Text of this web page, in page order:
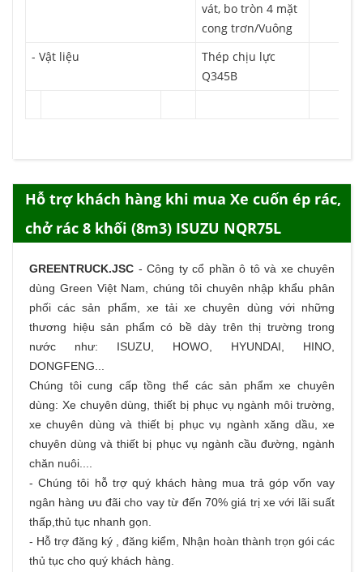
vát, bo tròn 4 mặt
cong trơn/Vuông
- Vật liệu
Thép chịu lực
Q345B
Hỗ trợ khách hàng khi mua Xe cuốn ép rác,
chở rác 8 khối (8m3) ISUZU NQR75L
GREENTRUCK.JSC - Công ty cổ phần ô tô và xe chuyên
dùng Green Việt Nam, chúng tôi chuyên nhập khẩu phân
phối các sản phẩm, xe tải xe chuyên dùng với những
thương hiệu sản phẩm có bề dày trên thị trường trong
nước như: ISUZU, HOWO, HYUNDAI, HINO,
DONGFENG...
Chúng tôi cung cấp tồng thể các sản phẩmxe chuyên
dùng: Xe chuyên dùng, thiết bị phục vụ ngành môi trường,
xe chuyên dùng và thiết bị phục vụ ngành xăng dầu, xe
chuyên dùng và thiết bị phục vụ ngành cầu đường, ngành
chăn nuôi....
- Chúng tôi hỗ trợ quý khách hàng mua trả gópvốn vay
ngân hàng ưu đãi cho vay từ đến 70% giá trị xe với lãi suất
thấp,thủ tục nhanh gọn.
- Hỗ trợ đăng ký , đăng kiểm, Nhận hoàn thành trọn gói các
thủ tục cho quý khách hàng.